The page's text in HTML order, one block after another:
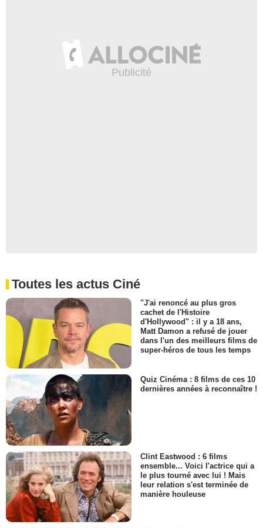
Toutes les actus Ciné
"J'ai renoncé au plus gros
cachet de l'Histoire
d'Hollywood" : il y a 18 ans,
Matt Damon a refusé de jouer
dans l'un des meilleurs films de
super-héros de tous les temps
Quiz Cinéma : 8 films de ces 10
dernières années à reconnaître !
Clint Eastwood : 6 films
ensemble... Voici l'actrice qui a
le plus tourné avec lui ! Mais
leur relation s'est terminée de
manière houleuse